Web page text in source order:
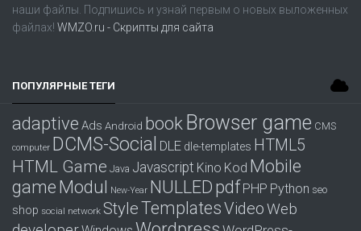
наши файлы. Подпишись и узнай первым о новых выложенных
файлах! WMZO.ru - Скрипты для сайта
ПОПУЛЯРНЫЕ ТЕГИ
adaptive Ads Android book Browser game CMS
computer DCMS-Social DLE dle-templates HTML5
HTML Game Java Javascript Kino Kod Mobile
gameModul New-Year NULLED pdf PHP Python seo
shop social network StyleTemplatesVideoWeb